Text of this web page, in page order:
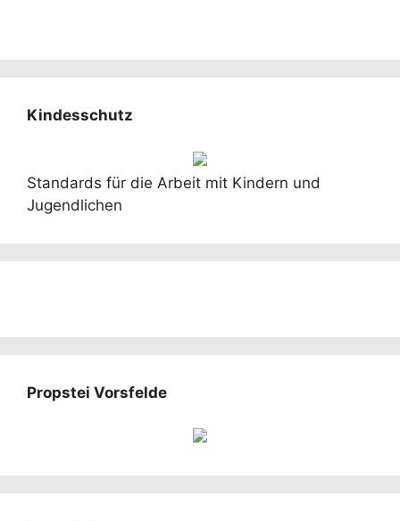
Kindesschutz
Standards für die Arbeit mit Kindern und
Jugendlichen
Propstei Vorsfelde